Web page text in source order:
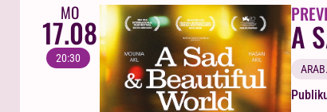
MO
17.08
20:30
A